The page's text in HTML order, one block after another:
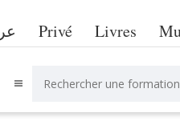
Privé Livres